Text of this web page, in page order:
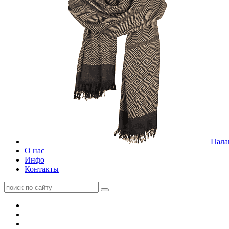
О нас
Инфо
Контакты